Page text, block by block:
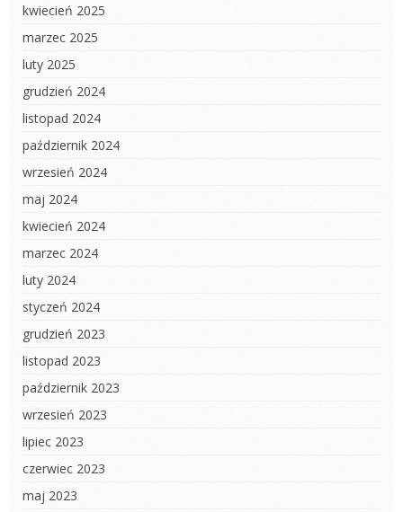
kwiecień 2025
marzec 2025
luty 2025
grudzień 2024
listopad 2024
październik 2024
wrzesień 2024
maj 2024
kwiecień 2024
marzec 2024
luty 2024
styczeń 2024
grudzień 2023
listopad 2023
październik 2023
wrzesień 2023
lipiec 2023
czerwiec 2023
maj 2023